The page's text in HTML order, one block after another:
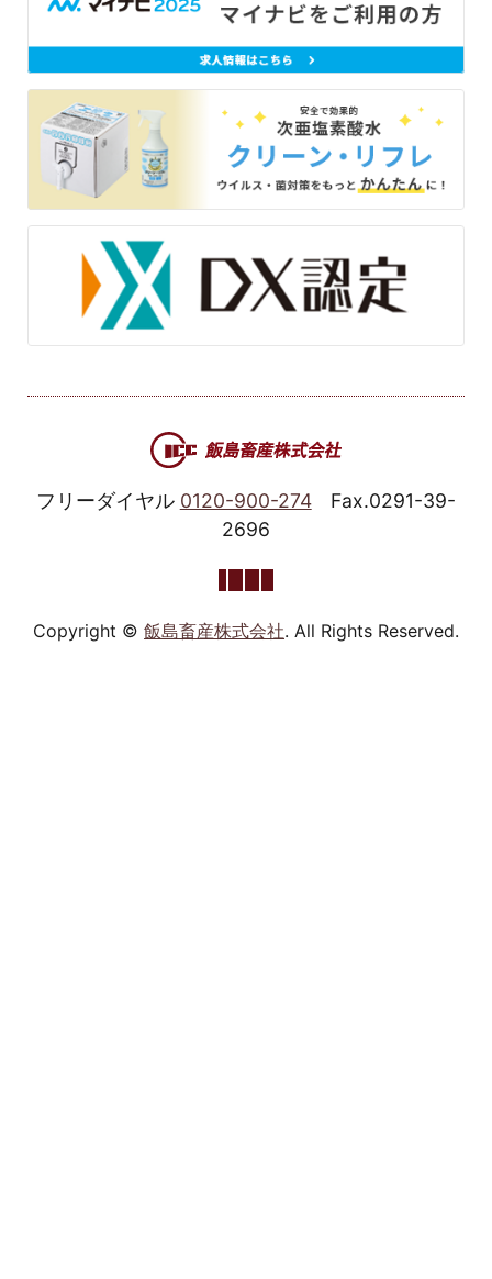
フリーダイヤル 0120-900-274
Fax.0291-39-
2696
Copyright © 飯島畜産株式会社. All Rights Reserved.